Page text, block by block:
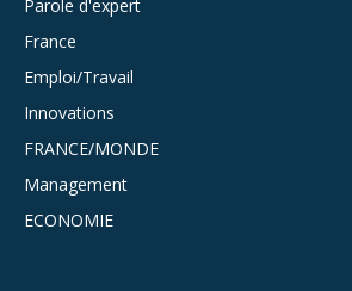
Parole d'expert
France
Emploi/Travail
Innovations
FRANCE/MONDE
Management
ECONOMIE